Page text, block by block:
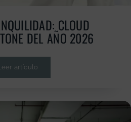
CLOUD
DEL AÑO 2026
artículo